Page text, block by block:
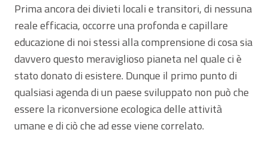
Prima ancora dei divieti locali e transitori, di nessuna
reale efficacia, occorre una profonda e capillare
educazione di noi stessi alla comprensione di cosa sia
davvero questo meraviglioso pianeta nel quale ci è
stato donato di esistere. Dunque il primo punto di
qualsiasi agenda di un paese sviluppato non può che
essere la riconversione ecologica delle attività
umane e di ciò che ad esse viene correlato.